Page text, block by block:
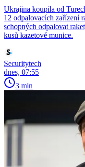
Ukrajina koupila od
12 odpalovacích zařízení
schopných odpalovat
kusů kazetové munice.
Securitytech
dnes, 07:55
3 min